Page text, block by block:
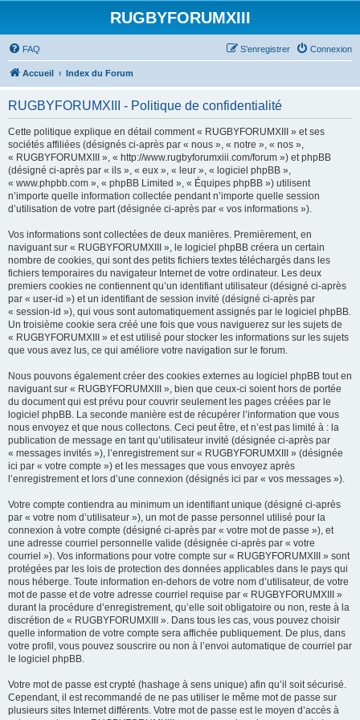
RUGBYFORUMXIII
FAQ Connexion
S’enregistrer
Accueil Index du Forum
RUGBYFORUMXIII - Politique de confidentialité
Cette politique explique en détail comment « RUGBYFORUMXIII » et ses
sociétés affiliées (désignés ci-après par « nous », « notre », « nos »,
« RUGBYFORUMXIII », « http://www.rugbyforumxiii.com/forum ») et phpBB
(désigné ci-après par « ils », « eux », « leur », « logiciel phpBB »,
« www.phpbb.com », « phpBB Limited », « Équipes phpBB ») utilisent
n’importe quelle information collectée pendant n’importe quelle session
d’utilisation de votre part (désignée ci-après par « vos informations »).
Vos informations sont collectées de deux manières. Premièrement, en
naviguant sur « RUGBYFORUMXIII », le logiciel phpBB créera un certain
nombre de cookies, qui sont des petits fichiers textes téléchargés dans les
fichiers temporaires du navigateur Internet de votre ordinateur. Les deux
premiers cookies ne contiennent qu’un identifiant utilisateur (désigné ci-après
par « user-id ») et un identifiant de session invité (désigné ci-après par
« session-id »), qui vous sont automatiquement assignés par le logiciel phpBB.
Un troisième cookie sera créé une fois que vous naviguerez sur les sujets de
« RUGBYFORUMXIII » et est utilisé pour stocker les informations sur les sujets
que vous avez lus, ce qui améliore votre navigation sur le forum.
Nous pouvons également créer des cookies externes au logiciel phpBB tout en
naviguant sur « RUGBYFORUMXIII », bien que ceux-ci soient hors de portée
du document qui est prévu pour couvrir seulement les pages créées par le
logiciel phpBB. La seconde manière est de récupérer l’information que vous
nous envoyez et que nous collectons. Ceci peut être, et n’est pas limité à : la
publication de message en tant qu’utilisateur invité (désignée ci-après par
« messages invités »), l’enregistrement sur « RUGBYFORUMXIII » (désignée
ici par « votre compte ») et les messages que vous envoyez après
l’enregistrement et lors d’une connexion (désignés ici par « vos messages »).
Votre compte contiendra au minimum un identifiant unique (désigné ci-après
par « votre nom d’utilisateur »), un mot de passe personnel utilisé pour la
connexion à votre compte (désigné ci-après par « votre mot de passe »), et
une adresse courriel personnelle valide (désignée ci-après par « votre
courriel »). Vos informations pour votre compte sur « RUGBYFORUMXIII » sont
protégées par les lois de protection des données applicables dans le pays qui
nous héberge. Toute information en-dehors de votre nom d’utilisateur, de votre
mot de passe et de votre adresse courriel requise par « RUGBYFORUMXIII »
durant la procédure d’enregistrement, qu’elle soit obligatoire ou non, reste à la
discrétion de « RUGBYFORUMXIII ». Dans tous les cas, vous pouvez choisir
quelle information de votre compte sera affichée publiquement. De plus, dans
votre profil, vous pouvez souscrire ou non à l’envoi automatique de courriel par
le logiciel phpBB.
Votre mot de passe est crypté (hashage à sens unique) afin qu’il soit sécurisé.
Cependant, il est recommandé de ne pas utiliser le même mot de passe sur
plusieurs sites Internet différents. Votre mot de passe est le moyen d’accès à